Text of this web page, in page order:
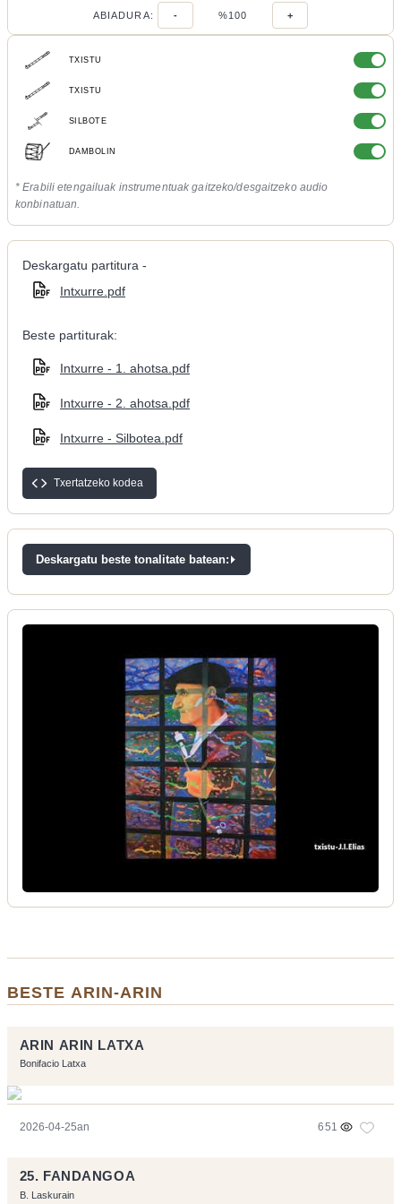
ABIADURA: - %100 +
TXISTU
TXISTU
SILBOTE
DAMBOLIN
* Erabili etengailuak instrumentuak gaitzeko/desgaitzeko audio
konbinatuan.
Deskargatu partitura -
Intxurre.pdf
Beste partiturak:
Intxurre - 1. ahotsa.pdf
Intxurre - 2. ahotsa.pdf
Intxurre - Silbotea.pdf
Txertatzeko kodea
Deskargatu beste tonalitate batean:
BESTE ARIN-ARIN
ARIN ARIN LATXA
Bonifacio Latxa
2026-04-25an 651
25. FANDANGOA
B. Laskurain